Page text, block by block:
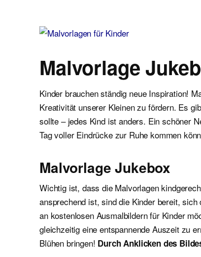
Malvorlage
Kinder brauchen ständig neue Inspiration!
Kreativität unserer Kleinen zu fördern. Es
sollte – jedes Kind ist anders. Ein schöner
Tag voller Eindrücke zur Ruhe kommen
Malvorlage Jukebox
Wichtig ist, dass die Malvorlagen
ansprechend ist, sind die Kinder bereit,
an kostenlosen Ausmalbildern für Kinder
gleichzeitig eine entspannende Auszeit zu
Blühen bringen! Durch Anklicken des